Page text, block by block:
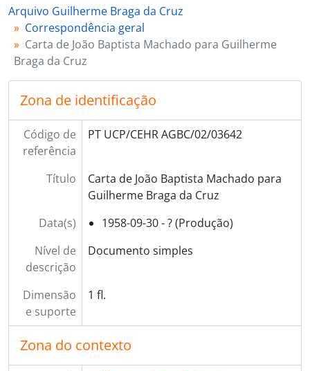
Arquivo Guilherme Braga da Cruz
Correspondência geral
Carta de João Baptista Machado para Guilherme
Braga da Cruz
Zona de identificação
Código de
referência
PT UCP/CEHR AGBC/02/03642
Título
Carta de João Baptista Machado para
Guilherme Braga da Cruz
Data(s)
1958-09-30 - ? (Produção)
Nível de
descrição
Documento simples
Dimensão
e suporte
1 fl.
Zona do contexto